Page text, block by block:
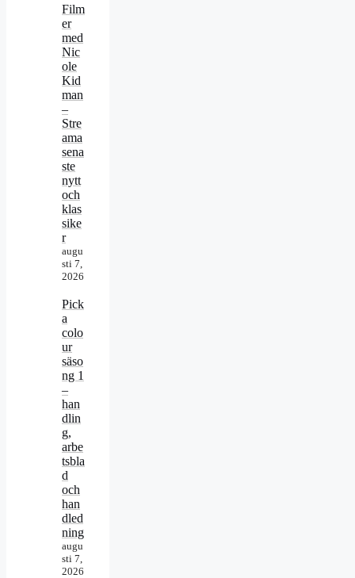
Film
er
med
Nic
ole
Kid
man
–
Stre
ama
sena
ste
nytt
och
klas
sike
r
augu
sti 7,
2026
Pick
a
colo
ur
säso
ng 1
–
han
dlin
g,
arbe
tsbla
d
och
han
dled
ning
augu
sti 7,
2026